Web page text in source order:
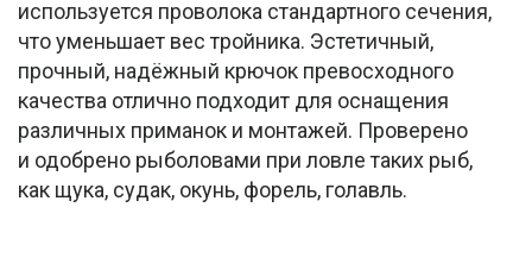
используется проволока стандартного сечения,
что уменьшает вес тройника. Эстетичный,
прочный, надёжный крючок превосходного
качества отлично подходит для оснащения
различных приманок и монтажей. Проверено
и одобрено рыболовами при ловле таких рыб,
как щука, судак, окунь, форель, голавль.